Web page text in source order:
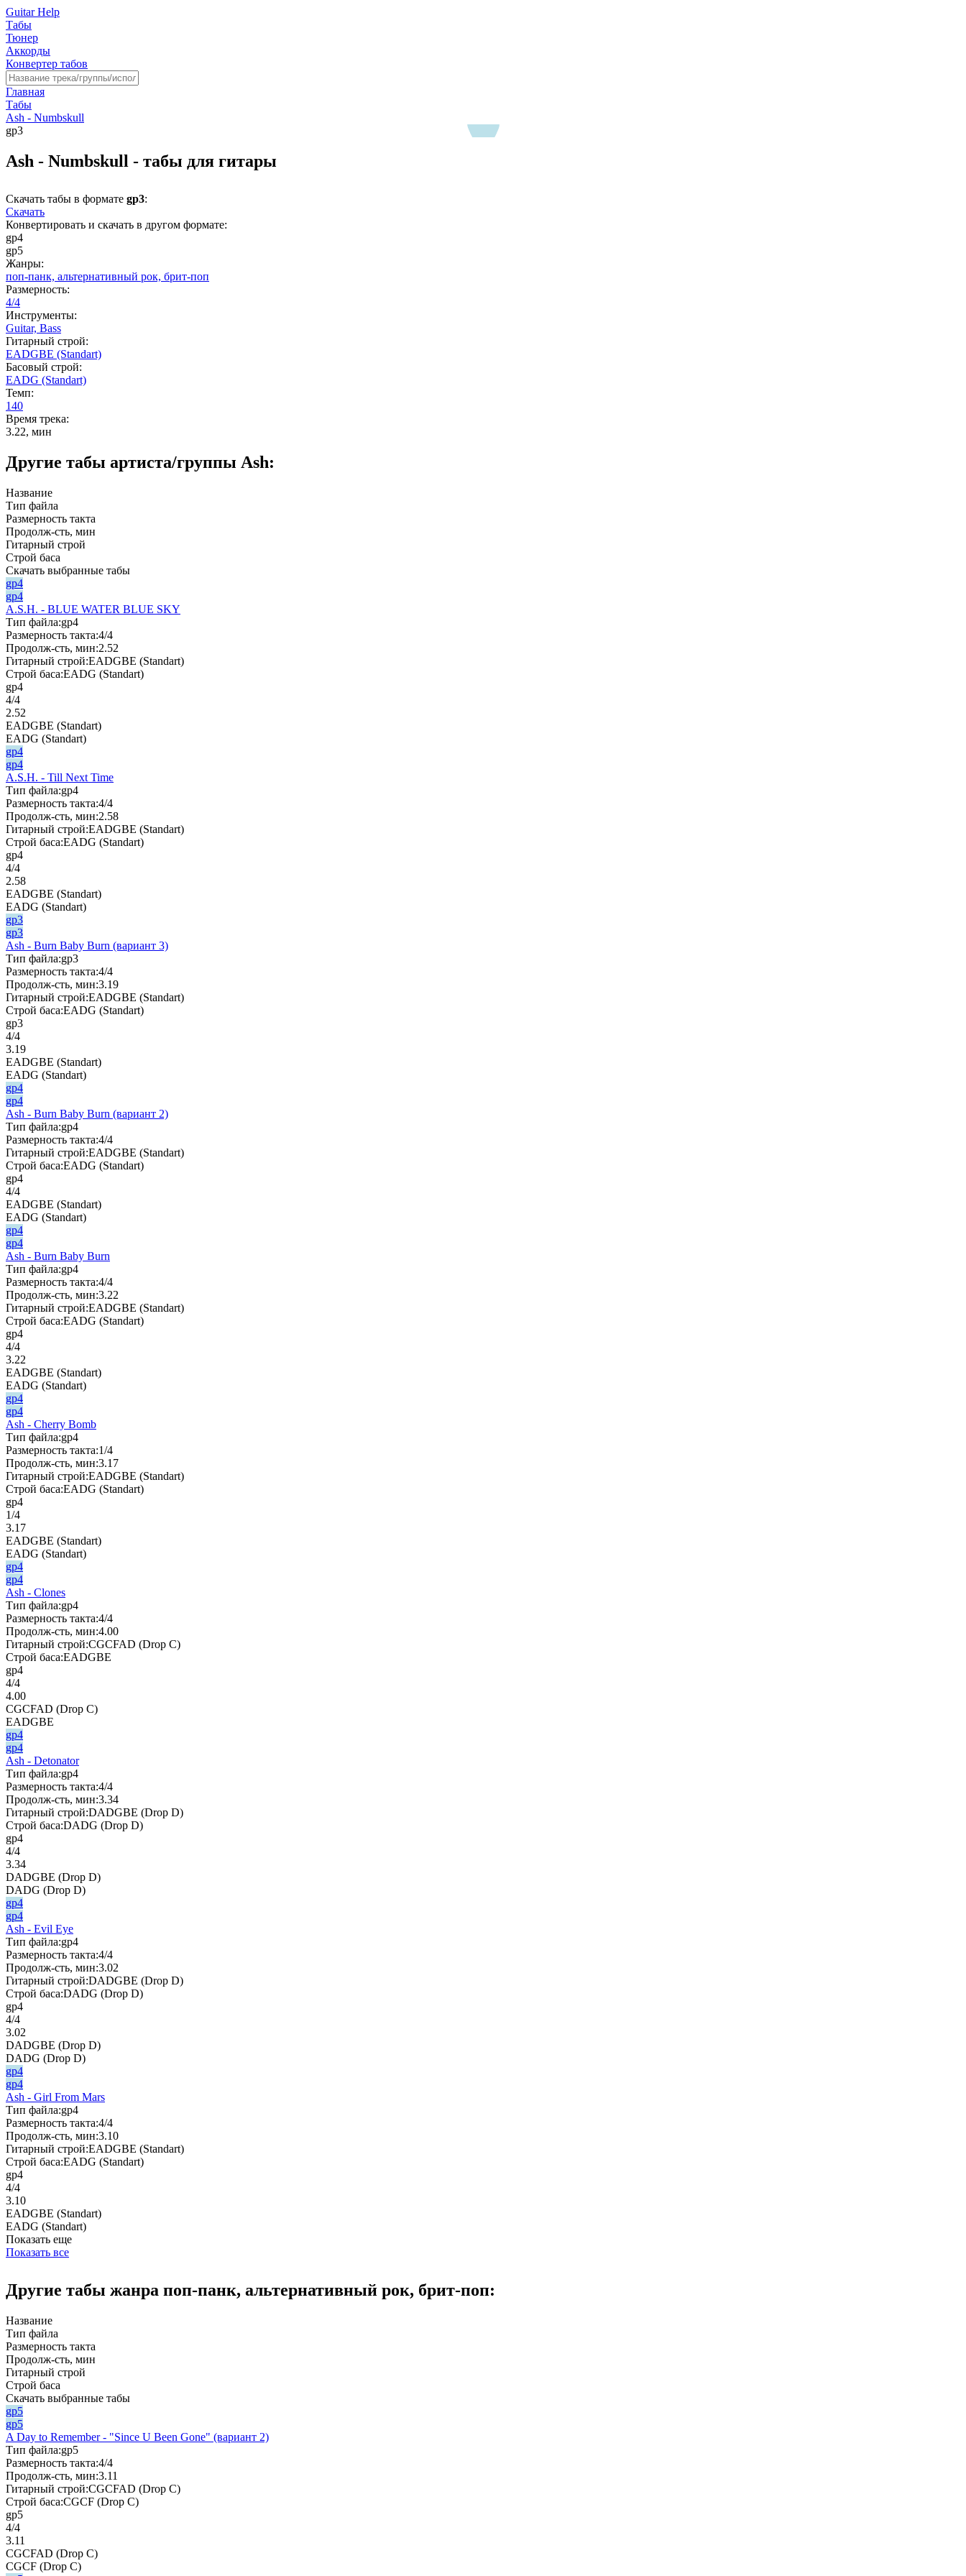
Guitar Help
Табы
Тюнер
Аккорды
Конвертер табов
Главная
Табы
Ash - Numbskull
gp3
Ash - Numbskull - табы для гитары
Скачать табы в формате gp3:
Скачать
Конвертировать и скачать в другом формате:
gp4
gp5
Жанры:
поп-панк, альтернативный рок, брит-поп
Размерность:
4/4
Инструменты:
Guitar, Bass
Гитарный строй:
EADGBE (Standart)
Басовый строй:
EADG (Standart)
Темп:
140
Время трека:
3.22, мин
Другие табы артиста/группы Ash:
Название
Тип файла
Размерность такта
Продолж-сть, мин
Гитарный строй
Строй баса
Скачать выбранные табы
gp4
gp4
A.S.H. - BLUE WATER BLUE SKY
Тип файла:gp4
Размерность такта:4/4
Продолж-сть, мин:2.52
Гитарный строй:EADGBE (Standart)
Строй баса:EADG (Standart)
gp4
4/4
2.52
EADGBE (Standart)
EADG (Standart)
gp4
gp4
A.S.H. - Till Next Time
Тип файла:gp4
Размерность такта:4/4
Продолж-сть, мин:2.58
Гитарный строй:EADGBE (Standart)
Строй баса:EADG (Standart)
gp4
4/4
2.58
EADGBE (Standart)
EADG (Standart)
gp3
gp3
Ash - Burn Baby Burn (вариант 3)
Тип файла:gp3
Размерность такта:4/4
Продолж-сть, мин:3.19
Гитарный строй:EADGBE (Standart)
Строй баса:EADG (Standart)
gp3
4/4
3.19
EADGBE (Standart)
EADG (Standart)
gp4
gp4
Ash - Burn Baby Burn (вариант 2)
Тип файла:gp4
Размерность такта:4/4
Гитарный строй:EADGBE (Standart)
Строй баса:EADG (Standart)
gp4
4/4
EADGBE (Standart)
EADG (Standart)
gp4
gp4
Ash - Burn Baby Burn
Тип файла:gp4
Размерность такта:4/4
Продолж-сть, мин:3.22
Гитарный строй:EADGBE (Standart)
Строй баса:EADG (Standart)
gp4
4/4
3.22
EADGBE (Standart)
EADG (Standart)
gp4
gp4
Ash - Cherry Bomb
Тип файла:gp4
Размерность такта:1/4
Продолж-сть, мин:3.17
Гитарный строй:EADGBE (Standart)
Строй баса:EADG (Standart)
gp4
1/4
3.17
EADGBE (Standart)
EADG (Standart)
gp4
gp4
Ash - Clones
Тип файла:gp4
Размерность такта:4/4
Продолж-сть, мин:4.00
Гитарный строй:CGCFAD (Drop C)
Строй баса:EADGBE
gp4
4/4
4.00
CGCFAD (Drop C)
EADGBE
gp4
gp4
Ash - Detonator
Тип файла:gp4
Размерность такта:4/4
Продолж-сть, мин:3.34
Гитарный строй:DADGBE (Drop D)
Строй баса:DADG (Drop D)
gp4
4/4
3.34
DADGBE (Drop D)
DADG (Drop D)
gp4
gp4
Ash - Evil Eye
Тип файла:gp4
Размерность такта:4/4
Продолж-сть, мин:3.02
Гитарный строй:DADGBE (Drop D)
Строй баса:DADG (Drop D)
gp4
4/4
3.02
DADGBE (Drop D)
DADG (Drop D)
gp4
gp4
Ash - Girl From Mars
Тип файла:gp4
Размерность такта:4/4
Продолж-сть, мин:3.10
Гитарный строй:EADGBE (Standart)
Строй баса:EADG (Standart)
gp4
4/4
3.10
EADGBE (Standart)
EADG (Standart)
Показать еще
Показать все
Другие табы жанра поп-панк, альтернативный рок, брит-поп:
Название
Тип файла
Размерность такта
Продолж-сть, мин
Гитарный строй
Строй баса
Скачать выбранные табы
gp5
gp5
A Day to Remember - "Since U Been Gone" (вариант 2)
Тип файла:gp5
Размерность такта:4/4
Продолж-сть, мин:3.11
Гитарный строй:CGCFAD (Drop C)
Строй баса:CGCF (Drop C)
gp5
4/4
3.11
CGCFAD (Drop C)
CGCF (Drop C)